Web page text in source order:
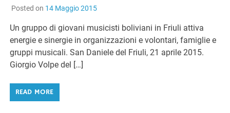
Posted on 14 Maggio 2015
Un gruppo di giovani musicisti boliviani in Friuli attiva
energie e sinergie in organizzazioni e volontari, famiglie e
gruppi musicali. San Daniele del Friuli, 21 aprile 2015.
Giorgio Volpe del […]
READ MORE